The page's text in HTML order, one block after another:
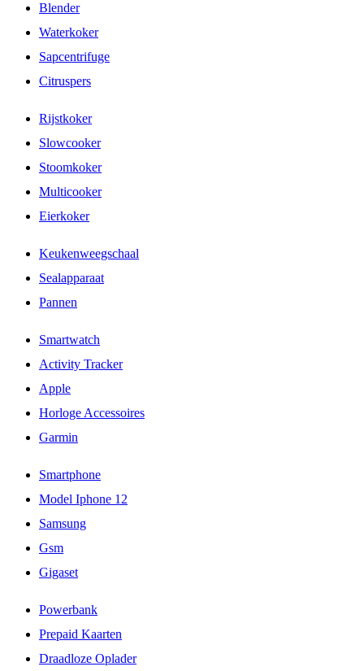
Blender
Waterkoker
Sapcentrifuge
Citruspers
Rijstkoker
Slowcooker
Stoomkoker
Multicooker
Eierkoker
Keukenweegschaal
Sealapparaat
Pannen
Smartwatch
Activity Tracker
Apple
Horloge Accessoires
Garmin
Smartphone
Model Iphone 12
Samsung
Gsm
Gigaset
Powerbank
Prepaid Kaarten
Draadloze Oplader